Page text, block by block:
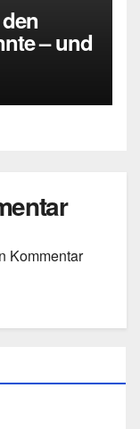
– und
Kommentar